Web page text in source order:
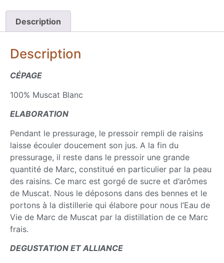
Description
Description
CÉPAGE
100% Muscat Blanc
ELABORATION
Pendant le pressurage, le pressoir rempli de raisins
laisse écouler doucement son jus. A la fin du
pressurage, il reste dans le pressoir une grande
quantité de Marc, constitué en particulier par la peau
des raisins. Ce marc est gorgé de sucre et d’arômes
de Muscat. Nous le déposons dans des bennes et le
portons à la distillerie qui élabore pour nous l’Eau de
Vie de Marc de Muscat par la distillation de ce Marc
frais.
DEGUSTATION ET ALLIANCE